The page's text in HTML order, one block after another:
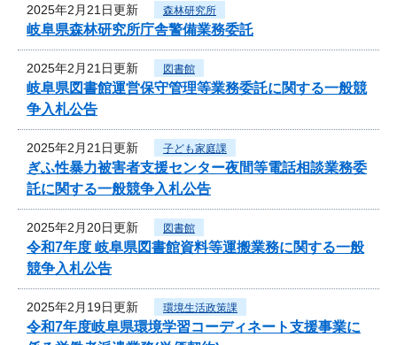
2025年2月21日更新 森林研究所
岐阜県森林研究所庁舎警備業務委託
2025年2月21日更新 図書館
岐阜県図書館運営保守管理等業務委託に関する一般競
争入札公告
2025年2月21日更新 子ども家庭課
ぎふ性暴力被害者支援センター夜間等電話相談業務委
託に関する一般競争入札公告
2025年2月20日更新 図書館
令和7年度 岐阜県図書館資料等運搬業務に関する一般
競争入札公告
2025年2月19日更新 環境生活政策課
令和7年度岐阜県環境学習コーディネート支援事業に